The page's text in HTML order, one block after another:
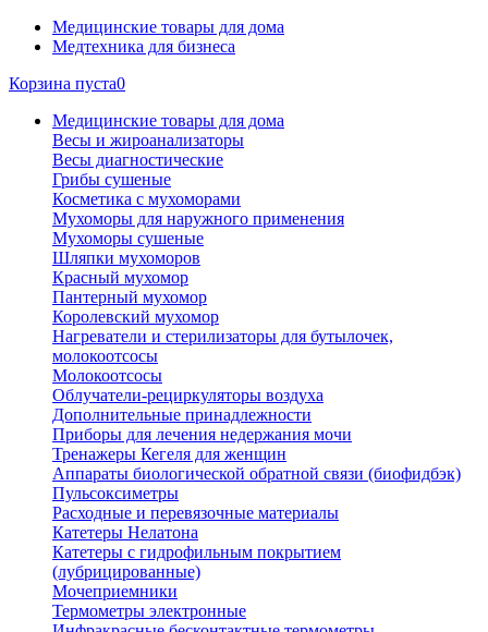
Медицинские товары для дома
Медтехника для бизнеса
Корзина пуста0
Медицинские товары для дома
Весы и жироанализаторы
Весы диагностические
Грибы сушеные
Косметика с мухоморами
Мухоморы для наружного применения
Мухоморы сушеные
Шляпки мухоморов
Красный мухомор
Пантерный мухомор
Королевский мухомор
Нагреватели и стерилизаторы для бутылочек,
молокоотсосы
Молокоотсосы
Облучатели-рециркуляторы воздуха
Дополнительные принадлежности
Приборы для лечения недержания мочи
Тренажеры Кегеля для женщин
Аппараты биологической обратной связи (биофидбэк)
Пульсоксиметры
Расходные и перевязочные материалы
Катетеры Нелатона
Катетеры с гидрофильным покрытием
(лубрицированные)
Мочеприемники
Термометры электронные